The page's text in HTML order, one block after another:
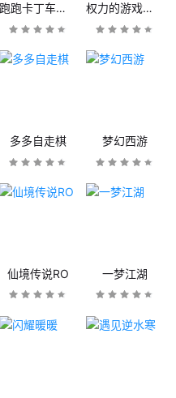
跑跑卡丁车官方竞速版 权力的游戏：凛冬将至
多多自走棋 梦幻西游
仙境传说RO 一梦江湖